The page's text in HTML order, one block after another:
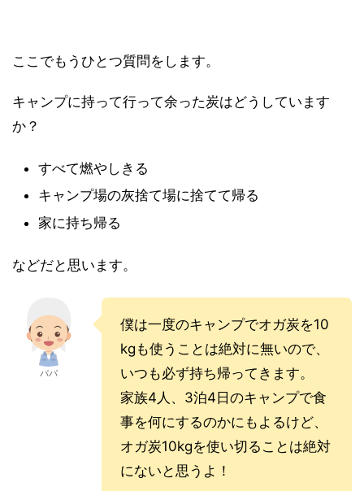
ここでもうひとつ質問をします。
キャンプに持って行って余った炭はどうしています
か？
すべて燃やしきる
キャンプ場の灰捨て場に捨てて帰る
家に持ち帰る
などだと思います。
パパ
僕は一度のキャンプでオガ炭を10
kgも使うことは絶対に無いので、
いつも必ず持ち帰ってきます。
家族4人、3泊4日のキャンプで食
事を何にするのかにもよるけど、
オガ炭10kgを使い切ることは絶対
にないと思うよ！